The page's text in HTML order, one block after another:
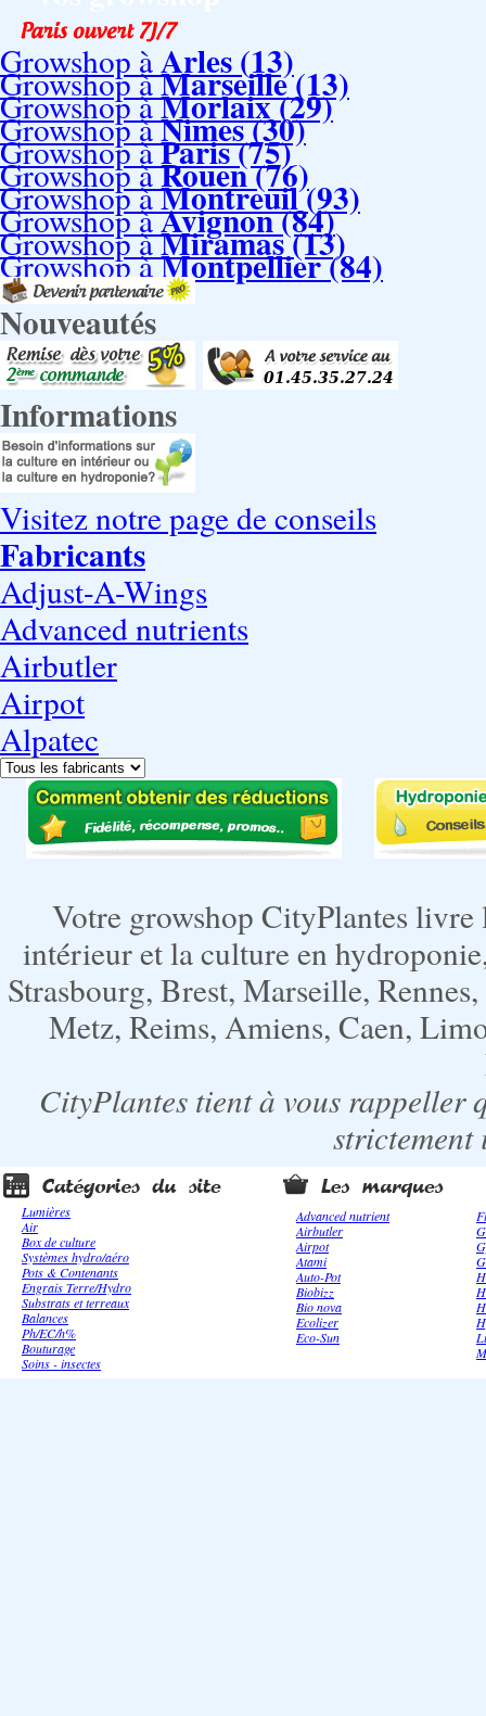
Growshop àArles (13)
Growshop àMarseille (13)
Growshop àMorlaix (29)
Growshop àNimes (30)
Growshop àParis (75)
Growshop àRouen (76)
Growshop àMontreuil (93)
Growshop àAvignon (84)
Growshop àMiramas (13)
Growshop àMontpellier (84)
Nouveautés
Informations
Visitez notre page de conseils
Fabricants
Adjust-A-Wings
Advanced nutrients
Airbutler
Airpot
Alpatec
Votre growshop CityPlantes
intérieur et la culture en
Strasbourg, Brest, Marseille,
Metz, Reims, Amiens, Caen,
CityPlantes tient à vous rappeller
strictement
Lumières
Air
Box de culture
Systèmes hydro/aéro
Pots & Contenants
Engrais Terre/Hydro
Substrats et terreaux
Balances
Ph/EC/h%
Bouturage
Soins - insectes
Advanced nutrient
Airbutler
Airpot
Atami
Auto-Pot
Biobizz
Bio nova
Ecolizer
Eco-Sun